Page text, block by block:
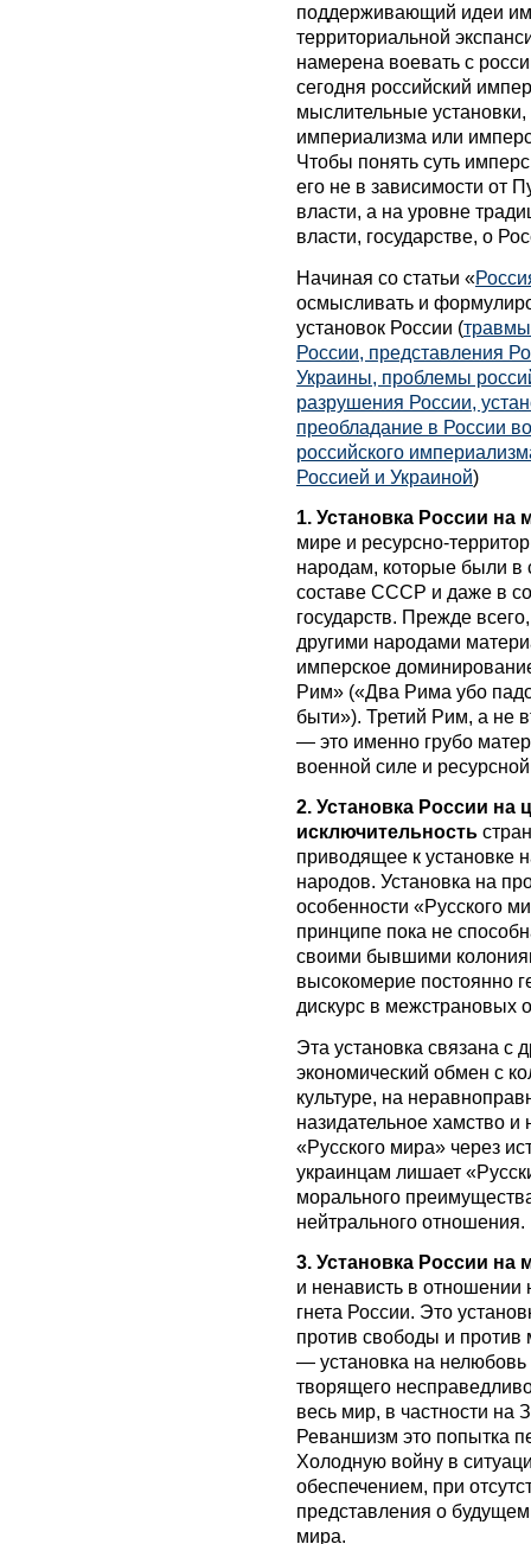
поддерживающий идеи
территориальной
намерена воевать с
сегодня российский
мыслительные
империализма или
Чтобы понять суть
его не в зависимости от
власти, а на уровне
власти, государстве, о
Начиная со статьи «
осмысливать и
установок России (
России, представления
Украины, проблемы
разрушения России,
преобладание в России
российского
Россией и Украиной)
1. Установка России на
мире и ресурсно-
народам, которые были в
составе СССР и даже в
государств. Прежде
другими народами
имперское
Рим» («Два Рима убо
быти»). Третий Рим, а не
— это именно грубо
военной силе и
2. Установка России на
исключительность
приводящее к установке
народов. Установка на
особенности «Русского
принципе пока не
своими бывшими
высокомерие постоянно
дискурс в межстрановых
Эта установка связана с
экономический обмен с
культуре, на
назидательное хамство
«Русского мира» через
украинцам лишает
морального
нейтрального отношения.
3. Установка России на
и ненависть в
гнета России. Это
против свободы и
— установка на
творящего
весь мир, в частности
Реваншизм это попытка
Холодную войну в
обеспечением, при
представления о будущем
мира.